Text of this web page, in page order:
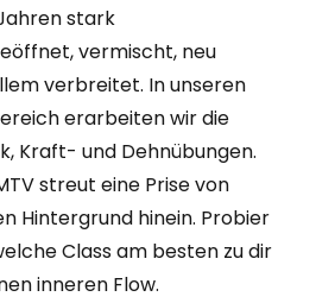
stark
vermischt, neu
verbreitet. In unseren
erarbeiten wir die
Kraft- und Dehnübungen.
streut eine Prise von
Hintergrund hinein. Probier
Class am besten zu dir
inneren Flow.